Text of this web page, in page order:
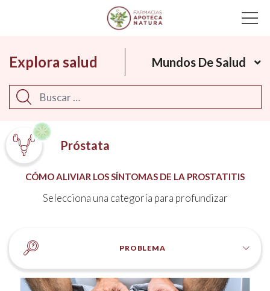
Main Navigation
Explora salud Mundos De Salud
Buscar
Próstata
CÓMO ALIVIAR LOS SÍNTOMAS DE LA PROSTATITIS
Selecciona una categoría para profundizar
PROBLEMA